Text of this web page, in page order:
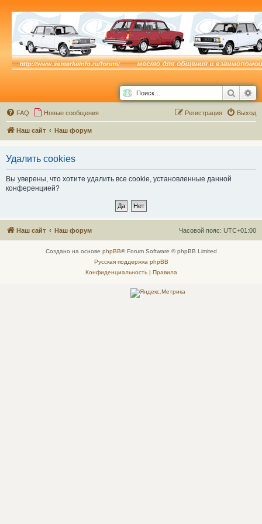
Поиск
FAQ Новые сообщения Выход
Регистрация
Наш сайт Наш форум
Удалить cookies
Вы уверены, что хотите удалить все cookie, установленные данной
конференцией?
Наш сайт Наш форум Часовой пояс: UTC+01:00
Создано на основе phpBB® Forum Software © phpBB Limited
Русская поддержка phpBB
Конфиденциальность| Правила